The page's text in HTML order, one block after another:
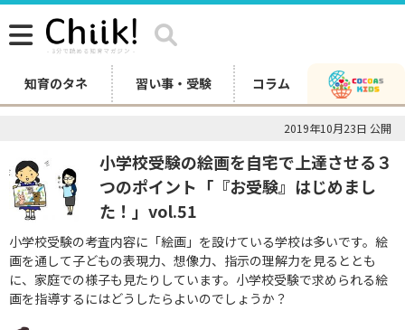
知育のタネ 習い事・受験 コラム
2019年10月23日 公開
小学校受験の絵画を自宅で上達させる３
つのポイント「『お受験』はじめまし
た！」vol.51
小学校受験の考査内容に「絵画」を設けている学校は多いです。絵
画を通して子どもの表現力、想像力、指示の理解力を見るととも
に、家庭での様子も見たりしています。小学校受験で求められる絵
画を指導するにはどうしたらよいのでしょうか？